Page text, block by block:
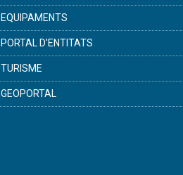
EQUIPAMENTS
PORTAL D'ENTITATS
TURISME
GEOPORTAL